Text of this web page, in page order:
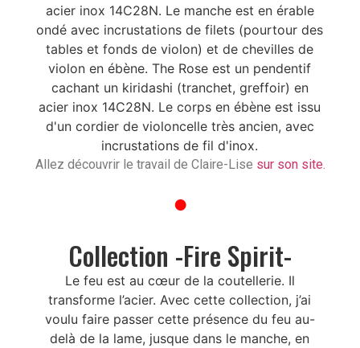
acier inox 14C28N. Le manche est en érable
ondé avec incrustations de filets (pourtour des
tables et fonds de violon) et de chevilles de
violon en ébène. The Rose est un pendentif
cachant un kiridashi (tranchet, greffoir) en
acier inox 14C28N. Le corps en ébène est issu
d'un cordier de violoncelle très ancien, avec
incrustations de fil d'inox.
Allez découvrir le travail de Claire-Lise sur son site
●
Collection -Fire Spirit-
Le feu est au cœur de la coutellerie. Il
transforme l’acier. Avec cette collection, j’ai
voulu faire passer cette présence du feu au-
delà de la lame, jusque dans le manche, en